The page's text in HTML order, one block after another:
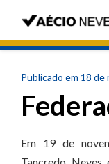
Publicado em 18
Em 19 de